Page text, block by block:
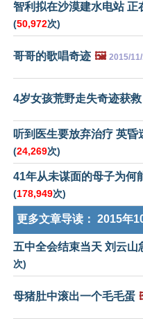
智利拟在沙漠建水电站 正
(50,972次)
哥哥的歌唱奇迹 🖼️ 2015/11/
4岁女孩荒野走失奇迹获救
听到医生要放弃治疗 英昏
(24,269次)
41年从未谋面的母子为何
(178,949次)
更多文章导读： 2015年
五中全会结束当天 刘云山
次)
母猪肚中滚出一个毛毛蛋